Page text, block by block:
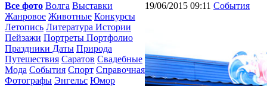
Все фото Волга Выставки
Жанровое Животные Конкурсы
Летопись Литература Истории
Пейзажи Портреты Портфолио
Праздники Даты Природа
Путешествия Саратов Свадебные
Мода События Спорт Справочная
Фотографы Энгельс Юмор
19/06/2015 09:11 События